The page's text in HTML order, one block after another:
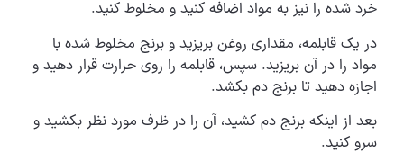
خرد شده را نیز به مواد اضافه کنید و مخلوط کنید.
در یک قابلمه، مقداری روغن بریزید و برنج مخلوط شده با
مواد را در آن بریزید. سپس، قابلمه را روی حرارت قرار دهید و
اجازه دهید تا برنج دم بکشد.
بعد از اینکه برنج دم کشید، آن را در ظرف مورد نظر بکشید و
سرو کنید.